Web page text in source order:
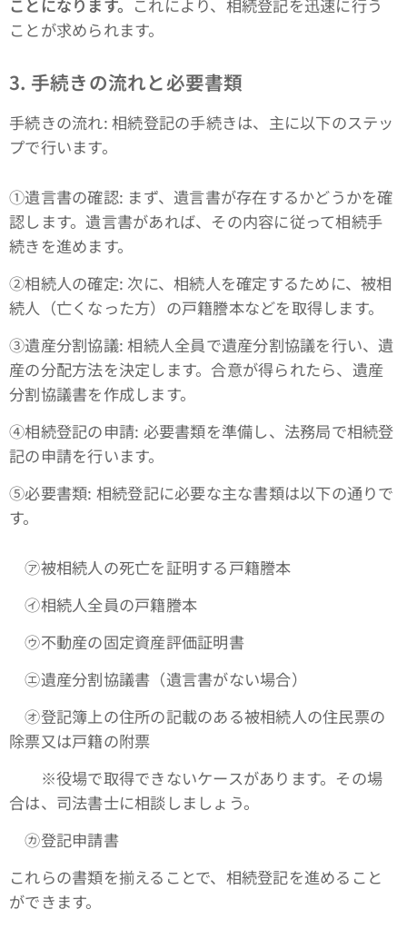
ことになります。 これにより、相続登記を迅速に行う
ことが求められます。
3. 手続きの流れと必要書類
手続きの流れ: 相続登記の手続きは、主に以下のステッ
プで行います。
①遺言書の確認: まず、遺言書が存在するかどうかを確
認します。遺言書があれば、その内容に従って相続手
続きを進めます。
➁相続人の確定: 次に、相続人を確定するために、被相
続人（亡くなった方）の戸籍謄本などを取得します。
③遺産分割協議: 相続人全員で遺産分割協議を行い、遺
産の分配方法を決定します。合意が得られたら、遺産
分割協議書を作成します。
④相続登記の申請: 必要書類を準備し、法務局で相続登
記の申請を行います。
➄必要書類: 相続登記に必要な主な書類は以下の通りで
す。
㋐被相続人の死亡を証明する戸籍謄本
㋑相続人全員の戸籍謄本
㋒不動産の固定資産評価証明書
㋓遺産分割協議書（遺言書がない場合）
㋔登記簿上の住所の記載のある被相続人の住民票の
除票又は戸籍の附票
※役場で取得できないケースがあります。その場
合は、司法書士に相談しましょう。
㋕登記申請書
これらの書類を揃えることで、相続登記を進めること
ができます。